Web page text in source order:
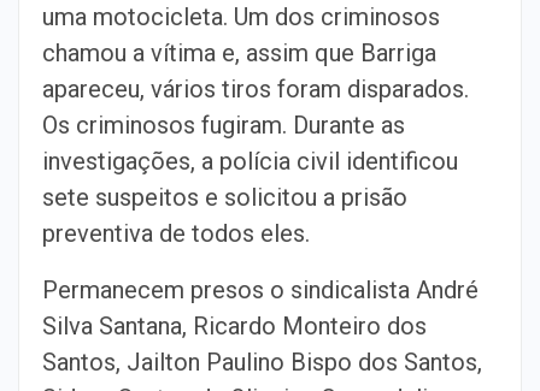
uma motocicleta. Um dos criminosos
chamou a vítima e, assim que Barriga
apareceu, vários tiros foram disparados.
Os criminosos fugiram. Durante as
investigações, a polícia civil identificou
sete suspeitos e solicitou a prisão
preventiva de todos eles.
Permanecem presos o sindicalista André
Silva Santana, Ricardo Monteiro dos
Santos, Jailton Paulino Bispo dos Santos,